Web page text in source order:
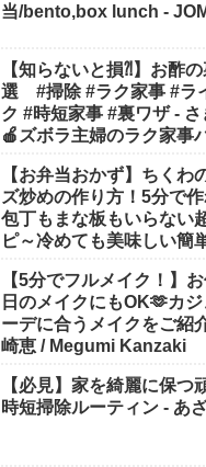
当/bento,box lunch -
【知らないと損⁈】お酢
選 #掃除 #ラク家事 #ラ
ク #時短家事 #裏ワザ -
🍎ズボラ主婦のラク家事
【お弁当おかず】ちくわ
ズ炒めの作り方！5分で
包丁もまな板もいらない
ピ～冷めても美味しい簡
ちくわレシピ【bento】 -
んチャンネル
【5分でフルメイク！】
日のメイクにもOK🫶カ
ーデに合うメイクをご紹
崎恵 / Megumi Kanzaki
【必見】家を綺麗に保つ
時短掃除ルーティン - あ